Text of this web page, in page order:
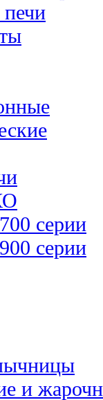
серии
серии
и